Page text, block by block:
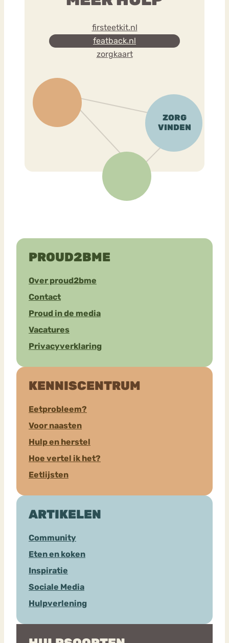
firsteetkit.nl
featback.nl
zorgkaart
PROUD2BME
Over proud2bme
Contact
Proud in de media
Vacatures
Privacyverklaring
KENNISCENTRUM
Eetprobleem?
Voor naasten
Hulp en herstel
Hoe vertel ik het?
Eetlijsten
ARTIKELEN
Community
Eten en koken
Inspiratie
Sociale Media
Hulpverlening